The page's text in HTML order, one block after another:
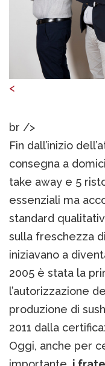
<
br />
Fin dall’inizio
consegna a
take away e 5
essenziali ma
standard
sulla freschezza
iniziavano a
2005 è stata la
l’autorizzazione
produzione di
2011 dalla
Oggi, anche per